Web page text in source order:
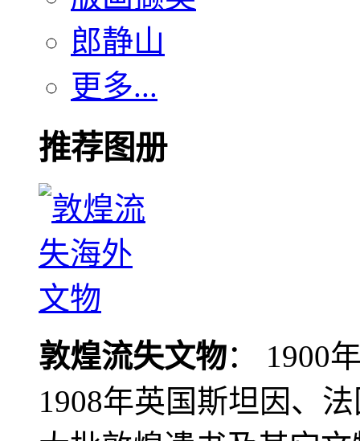
郎静山
更多...
推荐图册
敦煌流失文物： 1900
1908年英国斯坦因、